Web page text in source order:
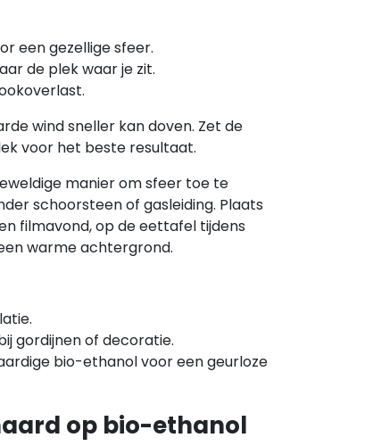
een gezellige sfeer.
de plek waar je zit.
wind sneller kan doven. Zet de
voor het beste resultaat.
manier om sfeer toe te
schoorsteen of gasleiding. Plaats
filmavond, op de eettafel tijdens
warme achtergrond.
gordijnen of decoratie.
bio-ethanol voor een geurloze
op bio-ethanol